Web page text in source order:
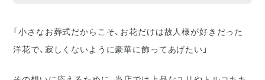
「小さなお葬式だからこそ、お花だけは故人様が好きだった
洋花で、寂しくないように豪華に飾ってあげたい」